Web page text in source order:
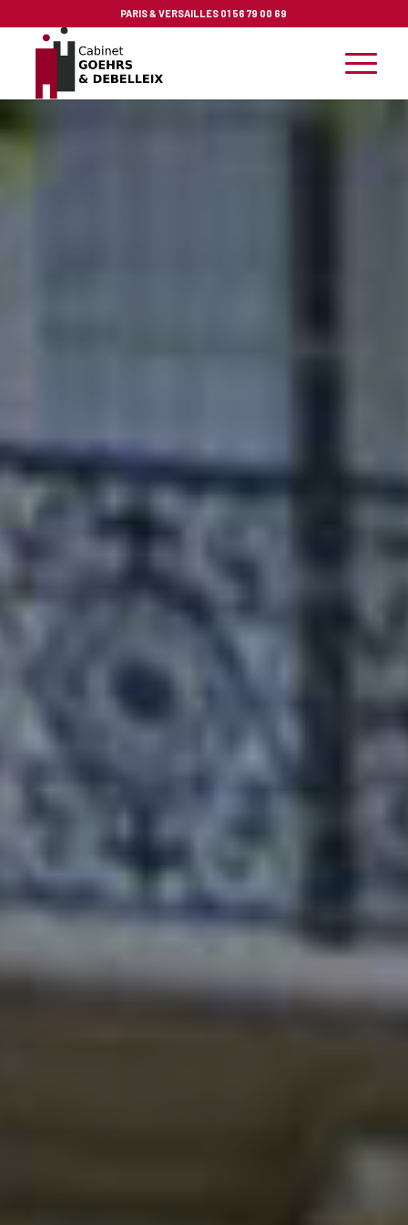
PARIS & VERSAILLES 01 56 79 00 69